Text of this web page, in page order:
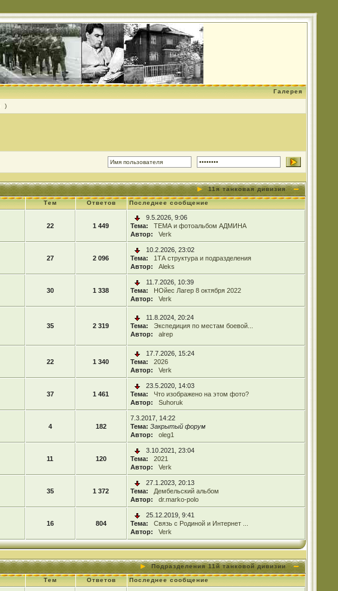
Галерея
)
11я танковая дивизия
Тем Ответов Последнее сообщение
22 1 449
9.5.2026, 9:06
Тема:
ТЕМА и фотоальбом АДМИНА
Автор:
Verk
27 2 096
10.2.2026, 23:02
Тема:
1ТА структура и подразделения
Автор:
Aleks
30 1 338
11.7.2026, 10:39
Тема:
НОйес Лагер 8 октября 2022
Автор:
Verk
35 2 319
11.8.2024, 20:24
Тема:
Экспедиция по местам боевой...
Автор:
alrep
22 1 340
17.7.2026, 15:24
Тема:
2026
Автор:
Verk
37 1 461
23.5.2020, 14:03
Тема:
Что изображено на этом фото?
Автор:
Suhoruk
4 182
7.3.2017, 14:22
Тема: Закрытый форум
Автор:
oleg1
11 120
3.10.2021, 23:04
Тема:
2021
Автор:
Verk
35 1 372
27.1.2023, 20:13
Тема:
Дембельский альбом
Автор:
dr.marko-polo
16 804
25.12.2019, 9:41
Тема:
Связь с Родиной и Интернет ...
Автор:
Verk
Подразделения 11й танковой дивизии
Тем Ответов Последнее сообщение